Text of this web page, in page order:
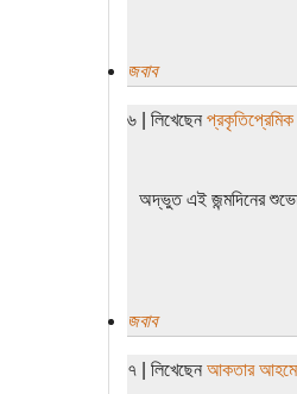
জবাব
৬ | লিখেছেন প্রকৃতিপ্রেমিক
অদ্ভুত এই জন্মদিনের
জবাব
৭ | লিখেছেন আকতার